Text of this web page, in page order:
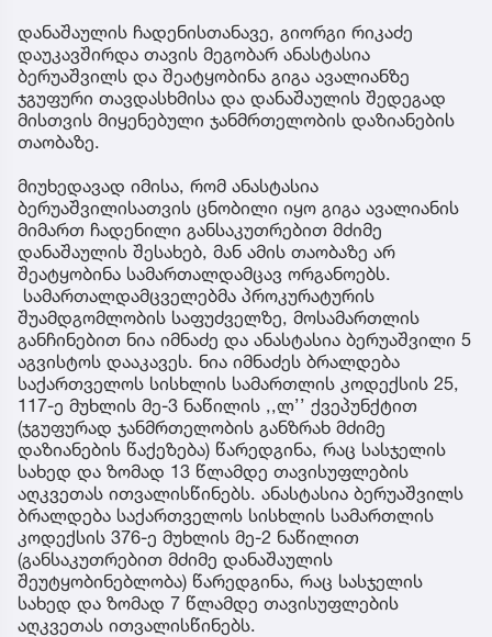
დანაშაულის ჩადენისთანავე, გიორგი რიკაძე
დაუკავშირდა თავის მეგობარ ანასტასია
ბერუაშვილს და შეატყობინა გიგა ავალიანზე
ჯგუფური თავდასხმისა და დანაშაულის შედეგად
მისთვის მიყენებული ჯანმრთელობის დაზიანების
თაობაზე.
მიუხედავად იმისა, რომ ანასტასია
ბერუაშვილისათვის ცნობილი იყო გიგა ავალიანის
მიმართ ჩადენილი განსაკუთრებით მძიმე
დანაშაულის შესახებ, მან ამის თაობაზე არ
შეატყობინა სამართალდამცავ ორგანოებს.
სამართალდამცველებმა პროკურატურის
შუამდგომლობის საფუძველზე, მოსამართლის
განჩინებით ნია იმნაძე და ანასტასია ბერუაშვილი 5
აგვისტოს დააკავეს. ნია იმნაძეს ბრალდება
საქართველოს სისხლის სამართლის კოდექსის 25,
117-ე მუხლის მე-3 ნაწილის ,,ლ’’ ქვეპუნქტით
(ჯგუფურად ჯანმრთელობის განზრახ მძიმე
დაზიანების წაქეზება) წარედგინა, რაც სასჯელის
სახედ და ზომად 13 წლამდე თავისუფლების
აღკვეთას ითვალისწინებს. ანასტასია ბერუაშვილს
ბრალდება საქართველოს სისხლის სამართლის
კოდექსის 376-ე მუხლის მე-2 ნაწილით
(განსაკუთრებით მძიმე დანაშაულის
შეუტყობინებლობა) წარედგინა, რაც სასჯელის
სახედ და ზომად 7 წლამდე თავისუფლების
აღკვეთას ითვალისწინებს.